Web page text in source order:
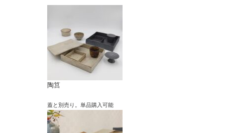
陶筥
蓋と別売り。単品購入可能